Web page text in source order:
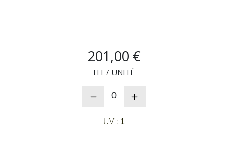
201,00 €
HT / UNITÉ
0
UV : 1